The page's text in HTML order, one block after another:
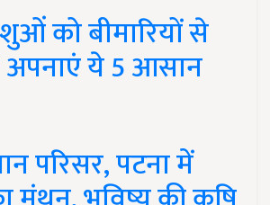
को बीमारियों से
ये 5 आसान
परिसर, पटना में